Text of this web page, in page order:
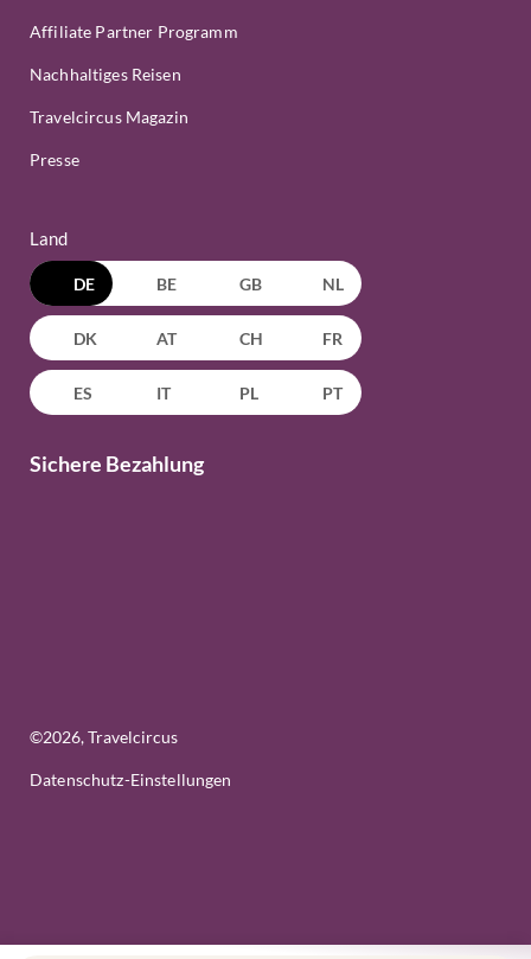
Affiliate Partner Programm
Nachhaltiges Reisen
Travelcircus Magazin
Presse
Land
DE BE GB NL
DK AT CH FR
ES IT PL PT
Sichere Bezahlung
©2026, Travelcircus
Datenschutz-Einstellungen